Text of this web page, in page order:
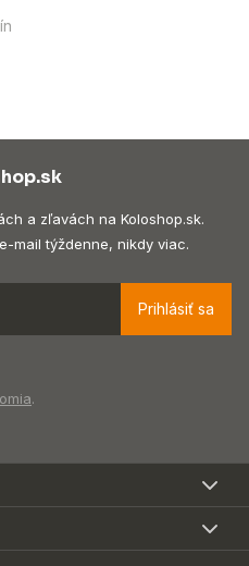
a zľavách na Koloshop.sk.
mail týždenne, nikdy viac.
Prihlásiť sa
.